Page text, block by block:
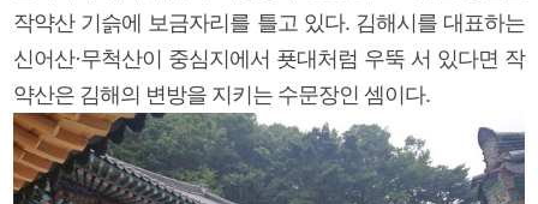
작약산 기슭에 보금자리를 틀고 있다. 김해시를 대표하는
신어산·무척산이 중심지에서 푯대처럼 우뚝 서 있다면 작
약산은 김해의 변방을 지키는 수문장인 셈이다.